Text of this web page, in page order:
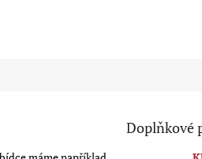
Doplňkové